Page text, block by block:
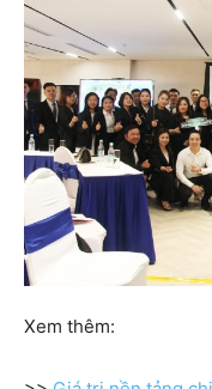
Xem thêm:
>>Giá trị nền tảng
KDI Holding
>>Thành phố ánh